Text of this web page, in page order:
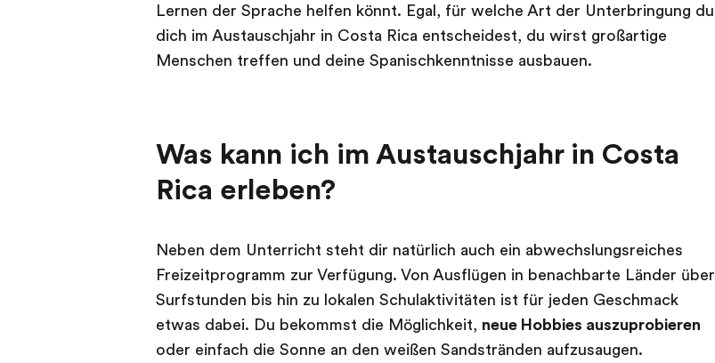
Lernen der Sprache helfen könnt. Egal, für welche Art der Unterbringung du
dich im Austauschjahr in Costa Rica entscheidest, du wirst großartige
Menschen treffen und deine Spanischkenntnisse ausbauen.
Was kann ich im Austauschjahr in Costa
Rica erleben?
Neben dem Unterricht steht dir natürlich auch ein abwechslungsreiches
Freizeitprogramm zur Verfügung. Von Ausflügen in benachbarte Länder über
Surfstunden bis hin zu lokalen Schulaktivitäten ist für jeden Geschmack
etwas dabei. Du bekommst die Möglichkeit, neue Hobbies auszuprobieren
oder einfach die Sonne an den weißen Sandstränden aufzusaugen.